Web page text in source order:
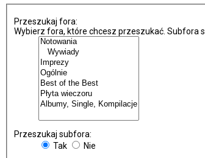
Przeszukaj fora:
Wybierz fora, które chcesz przeszukać. Subfora
Przeszukaj subfora:
Tak
Nie